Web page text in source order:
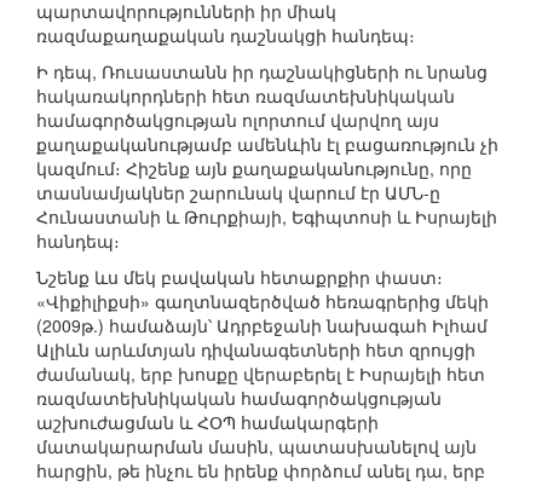
պարտավորությունների իր միակ
ռազմաքաղաքական դաշնակցի հանդեպ։
Ի դեպ, Ռուսաստանն իր դաշնակիցների ու նրանց
հակառակորդների հետ ռազմատեխնիկական
համագործակցության ոլորտում վարվող այս
քաղաքականությամբ ամենևին էլ բացառություն չի
կազմում։ Հիշենք այն քաղաքականությունը, որը
տասնամյակներ շարունակ վարում էր ԱՄՆ-ը
Հունաստանի և Թուրքիայի, Եգիպտոսի և Իսրայելի
հանդեպ։
Նշենք ևս մեկ բավական հետաքրքիր փաստ։
«Վիքիլիքսի» գաղտնազերծված հեռագրերից մեկի
(2009թ.) համաձայն՝ Ադրբեջանի նախագահ Իլհամ
Ալիևն արևմտյան դիվանագետների հետ զրույցի
ժամանակ, երբ խոսքը վերաբերել է Իսրայելի հետ
ռազմատեխնիկական համագործակցության
աշխուժացման և ՀՕՊ համակարգերի
մատակարարման մասին, պատասխանելով այն
հարցին, թե ինչու են իրենք փորձում անել դա, երբ